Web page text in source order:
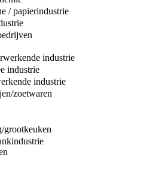
/ papierindustrie
industrie
industrie
industrie
zoetwaren
grootkeuken